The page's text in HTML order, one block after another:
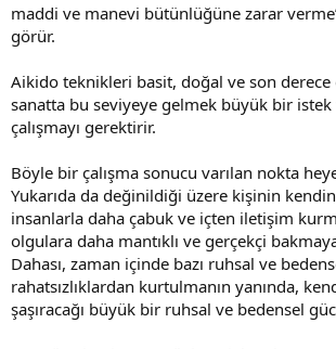
maddi ve manevi bütünlüğüne zarar
görür.
Aikido teknikleri basit, doğal ve son derece
sanatta bu seviyeye gelmek büyük bir istek
çalışmayı gerektirir.
Böyle bir çalışma sonucu varılan nokta
Yukarıda da değinildiği üzere kişinin
insanlarla daha çabuk ve içten iletişim
olgulara daha mantıklı ve gerçekçi
Dahası, zaman içinde bazı ruhsal ve
rahatsızlıklardan kurtulmanın yanında,
şaşıracağı büyük bir ruhsal ve bedensel